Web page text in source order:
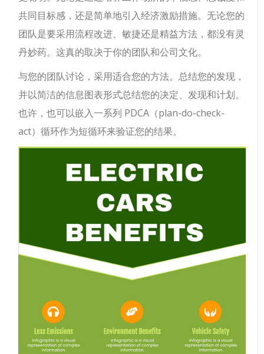
共同目标感，还是简单地引入经济激励措施。无论您的
团队是要采用流程改进、敏捷还是精益方法，都没有灵
丹妙药。这真的取决于你的团队和公司文化。
与您的团队讨论，采用适合您的方法。总结您的发现，
并以简洁的信息图表形式总结您的决定、发现和计划。
也许，也可以嵌入一系列 PDCA（plan-do-check-
act）循环作为短循环来验证您的结果。